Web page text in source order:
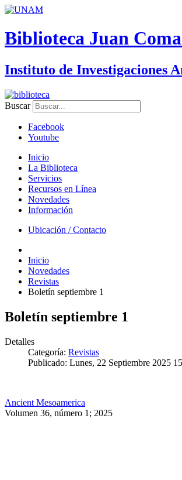
Biblioteca Juan
Instituto de Investigaciones
Buscar
Facebook
Youtube
Inicio
La Biblioteca
Servicios
Recursos en Línea
Novedades
Información
Ubicación / Contacto
Inicio
Novedades
Revistas
Boletín septiembre 1
Boletín septiembre 1
Detalles
Categoría: Revistas
Publicado: Lunes, 22 Septiembre 2025
Ancient Mesoamerica
Volumen 36, número 1; 2025